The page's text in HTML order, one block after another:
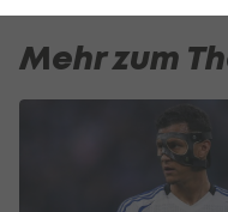
Mehr zum